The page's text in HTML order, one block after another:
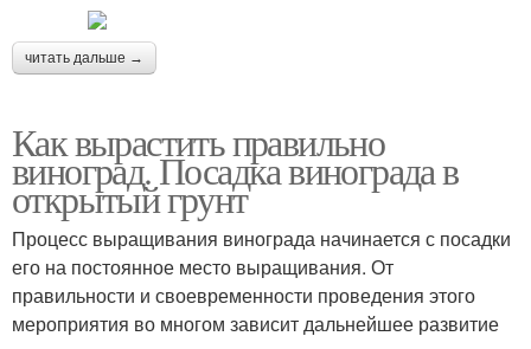
читать дальше →
Как вырастить правильно
виноград. Посадка винограда в
открытый грунт
Процесс выращивания винограда начинается с посадки
его на постоянное место выращивания. От
правильности и своевременности проведения этого
мероприятия во многом зависит дальнейшее развитие